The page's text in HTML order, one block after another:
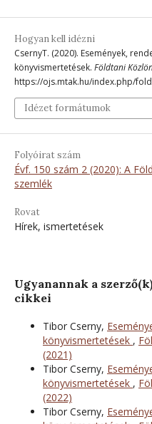
Hogyan kell idézni
CsernyT. (2020). Események,
könyvismertetések. Földtani
https://ojs.mtak.hu/index.php/
Idézet formátumok
Folyóirat szám
Évf. 150 szám 2 (2020): A
szemlék
Rovat
Hírek, ismertetések
Ugyanannak a
cikkei
Tibor Cserny,
könyvismertetések ,
(2021)
Tibor Cserny,
könyvismertetések ,
(2022)
Tibor Cserny,